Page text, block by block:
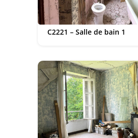
C2221 – Salle de bain 1